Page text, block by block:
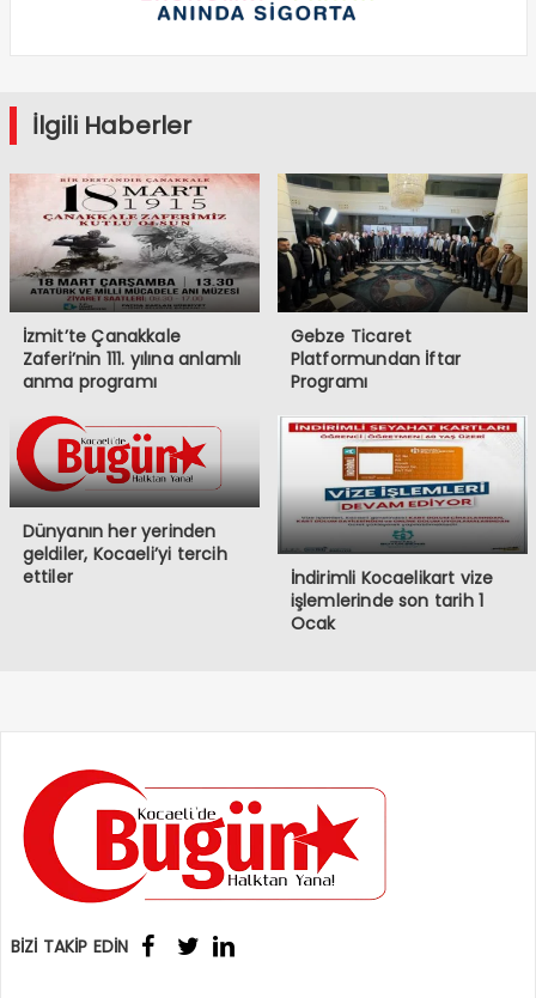
İlgili Haberler
İzmit’te Çanakkale
Zaferi’nin 111. yılına anlamlı
anma programı
Gebze Ticaret
Platformundan İftar
Programı
Dünyanın her yerinden
geldiler, Kocaeli’yi tercih
ettiler
İndirimli Kocaelikart vize
işlemlerinde son tarih 1
Ocak
BİZİ TAKİP EDİN